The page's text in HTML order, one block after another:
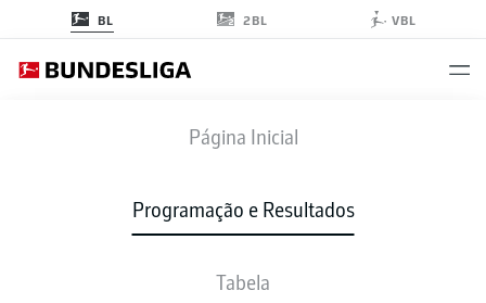
BL 2BL VBL
Página Inicial
Programação e Resultados
Tabela
VFB SCP
ESCALAÇÕES